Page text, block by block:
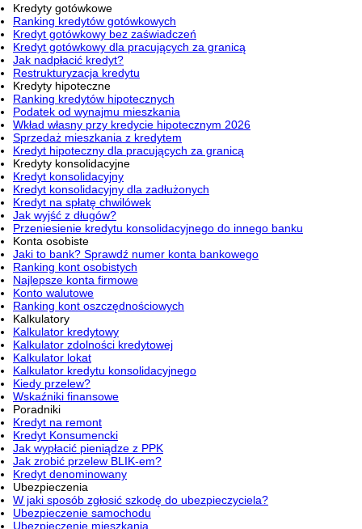
Kredyty gotówkowe
Ranking kredytów gotówkowych
Kredyt gotówkowy bez zaświadczeń
Kredyt gotówkowy dla pracujących za granicą
Jak nadpłacić kredyt?
Restrukturyzacja kredytu
Kredyty hipoteczne
Ranking kredytów hipotecznych
Podatek od wynajmu mieszkania
Wkład własny przy kredycie hipotecznym 2026
Sprzedaż mieszkania z kredytem
Kredyt hipoteczny dla pracujących za granicą
Kredyty konsolidacyjne
Kredyt konsolidacyjny
Kredyt konsolidacyjny dla zadłużonych
Kredyt na spłatę chwilówek
Jak wyjść z długów?
Przeniesienie kredytu konsolidacyjnego do innego banku
Konta osobiste
Jaki to bank? Sprawdź numer konta bankowego
Ranking kont osobistych
Najlepsze konta firmowe
Konto walutowe
Ranking kont oszczędnościowych
Kalkulatory
Kalkulator kredytowy
Kalkulator zdolności kredytowej
Kalkulator lokat
Kalkulator kredytu konsolidacyjnego
Kiedy przelew?
Wskaźniki finansowe
Poradniki
Kredyt na remont
Kredyt Konsumencki
Jak wypłacić pieniądze z PPK
Jak zrobić przelew BLIK-em?
Kredyt denominowany
Ubezpieczenia
W jaki sposób zgłosić szkodę do ubezpieczyciela?
Ubezpieczenie samochodu
Ubezpieczenie mieszkania